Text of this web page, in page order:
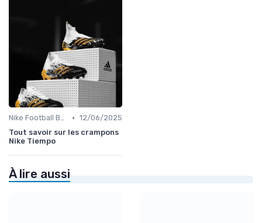
Nike Football Boots • 12/06/2025
Tout savoir sur les crampons
Nike Tiempo
À lire aussi